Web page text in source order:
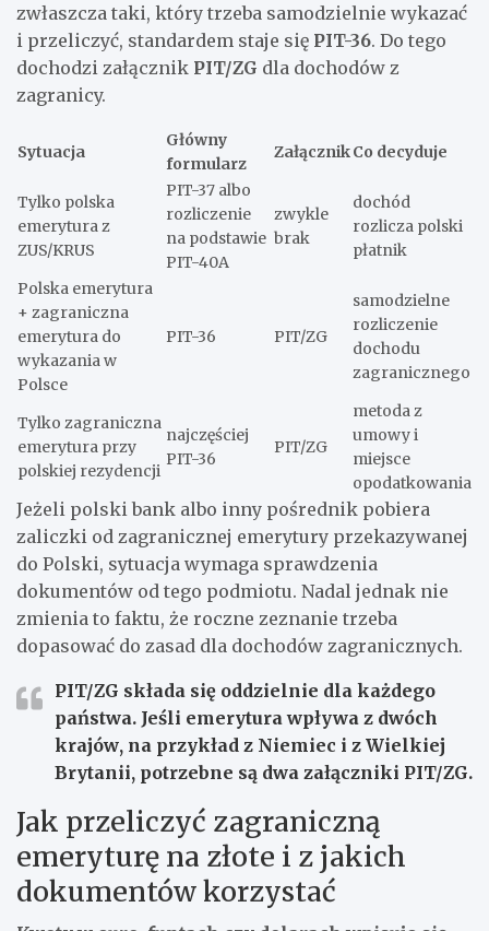
zwłaszcza taki, który trzeba samodzielnie wykazać
i przeliczyć, standardem staje się PIT-36. Do tego
dochodzi załącznik PIT/ZG dla dochodów z
zagranicy.
Sytuacja
Główny
formularz
ZałącznikCo decyduje
Tylko polska
emerytura z
ZUS/KRUS
PIT-37 albo
rozliczenie
na podstawie
PIT-40A
zwykle
brak
dochód
rozlicza polski
płatnik
Polska emerytura
+ zagraniczna
emerytura do
wykazania w
Polsce
PIT-36 PIT/ZG
samodzielne
rozliczenie
dochodu
zagranicznego
Tylko zagraniczna
emerytura przy
polskiej rezydencji
najczęściej
PIT-36
PIT/ZG
metoda z
umowy i
miejsce
opodatkowania
Jeżeli polski bank albo inny pośrednik pobiera
zaliczki od zagranicznej emerytury przekazywanej
do Polski, sytuacja wymaga sprawdzenia
dokumentów od tego podmiotu. Nadal jednak nie
zmienia to faktu, że roczne zeznanie trzeba
dopasować do zasad dla dochodów zagranicznych.
PIT/ZG składa się oddzielnie dla każdego
państwa. Jeśli emerytura wpływa z dwóch
krajów, na przykład z Niemiec i z Wielkiej
Brytanii, potrzebne są dwa załączniki PIT/ZG.
Jak przeliczyć zagraniczną
emeryturę na złote i z jakich
dokumentów korzystać